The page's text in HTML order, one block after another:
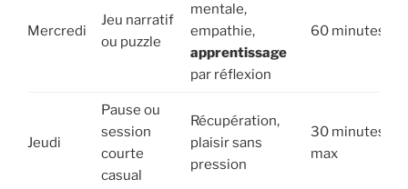
Mercredi
Jeu narratif
ou puzzle
mentale,
empathie,
apprentissage
par réflexion
60 minutes
Jeudi
Pause ou
session
courte
casual
Récupération,
plaisir sans
pression
30 minutes
max